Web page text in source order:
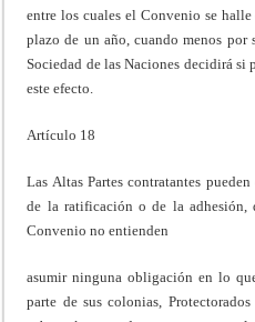
entre los cuales el Convenio se
plazo de un año, cuando menos por
Sociedad de las Naciones decidirá si
este efecto.
Artículo 18
Las Altas Partes contratantes
de la ratificación o de la adhesión,
Convenio no entienden
asumir ninguna obligación en lo
parte de sus colonias,